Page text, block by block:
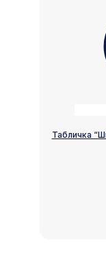
Табличка